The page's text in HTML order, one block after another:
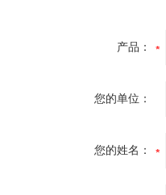
产品：
您的单位：
您的姓名：